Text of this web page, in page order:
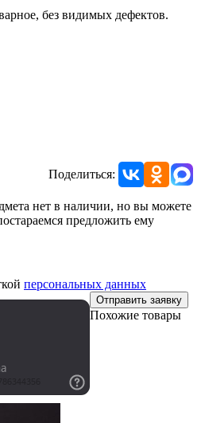
без видимых дефектов.
Поделиться:
нет в наличии, но вы можете
предложить ему
персональных данных
Отправить заявку
Похожие товары